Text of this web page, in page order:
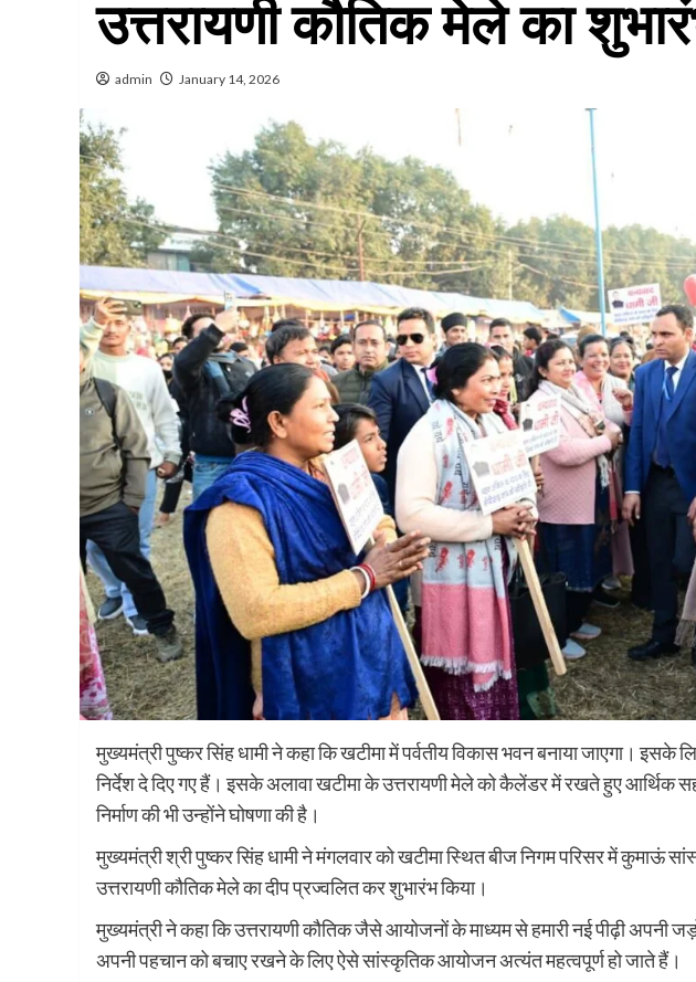
उत्तरायणी कौतिक मेले का
admin January 14, 2026
मुख्यमंत्री पुष्कर सिंह धामी ने कहा कि खटीमा में पर्वतीय विकास भवन बनाया जाएगा। इसके
निर्देश दे दिए गए हैं। इसके अलावा खटीमा के उत्तरायणी मेले को कैलेंडर में रखते हुए आर्थिक
निर्माण की भी उन्होंने घोषणा की है।
मुख्यमंत्री श्री पुष्कर सिंह धामी ने मंगलवार को खटीमा स्थित बीज निगम परिसर में कुमाऊं
उत्तरायणी कौतिक मेले का दीप प्रज्वलित कर शुभारंभ किया।
मुख्यमंत्री ने कहा कि उत्तरायणी कौतिक जैसे आयोजनों के माध्यम से हमारी नई पीढ़ी अपनी
अपनी पहचान को बचाए रखने के लिए ऐसे सांस्कृतिक आयोजन अत्यंत महत्वपूर्ण हो जाते हैं।